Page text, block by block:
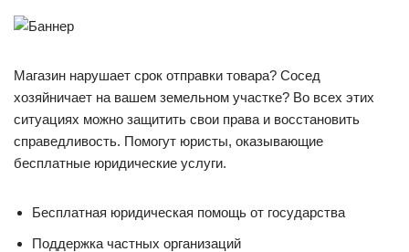
Магазин нарушает срок отправки товара? Сосед
хозяйничает на вашем земельном участке? Во всех этих
ситуациях можно защитить свои права и восстановить
справедливость. Помогут юристы, оказывающие
бесплатные юридические услуги.
Бесплатная юридическая помощь от государства
Поддержка частных организаций